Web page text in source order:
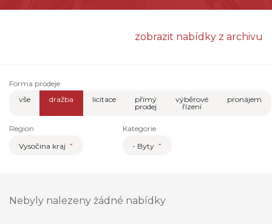
zobrazit nabídky z archivu
Forma prodeje
vše
dražba licitace
přímý
prodej
výběrové
řízení
pronájem
Region
Vysočina kraj
Kategorie
- Byty
Nebyly nalezeny žádné nabídky